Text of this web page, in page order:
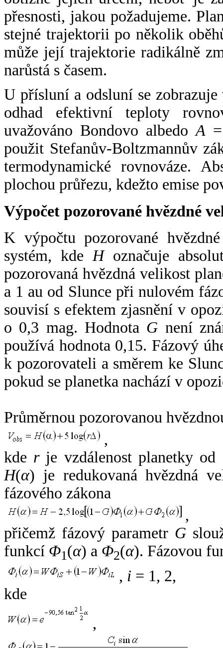
přesnosti, jakou požadujeme.
stejné trajektorii po několik
může její trajektorie radikálně
narůstá s časem.
U přísluní a odsluní se
odhad efektivní teploty
uvažováno Bondovo albedoA
použit Stefanův-Boltzmannův
termodynamické rovnováze.
plochou průřezu, kdežto emise
Výpočet pozorované hvězdné
K výpočtu pozorované
systém, kde Hoznačuje
pozorovaná hvězdná velikost
a 1 au od Slunce při nulovém
souvisí s efektem zjasnění v
o 0,3 mag. Hodnota G není
používá hodnota 0,15. Fázový
k pozorovateli a směrem ke
pokud se planetka nachází v
Průměrnou pozorovanou
,
kde rje vzdálenost planetky od
H(α) je redukovaná hvězdná
fázového zákona
,
přičemž fázový parametr G
funkcí Φ1(α) a Φ2(α). Fázovou
, i = 1, 2,
kde
,